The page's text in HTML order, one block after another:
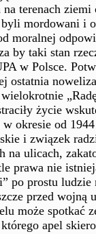
na terenach
mordowani i
moralnej
by taki stan
w Polsce.
ostatnia
życie
okresie od
i związek
na ulicach,
prawa nie
po prostu
przed wojną
może spotkać
apel